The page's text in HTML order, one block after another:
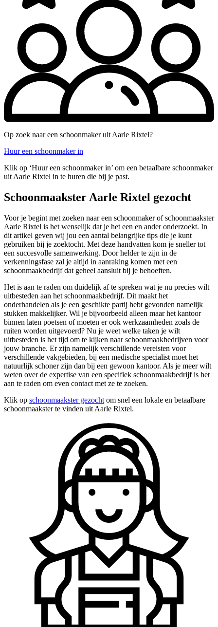
Op zoek naar een schoonmaker uit Aarle Rixtel?
Huur een schoonmaker in
Klik op ‘Huur een schoonmaker in’ om een betaalbare schoonmaker
uit Aarle Rixtel in te huren die bij je past.
Schoonmaakster Aarle Rixtel gezocht
Voor je begint met zoeken naar een schoonmaker of schoonmaakster
Aarle Rixtel is het wenselijk dat je het een en ander onderzoekt. In
dit artikel geven wij jou een aantal belangrijke tips die je kunt
gebruiken bij je zoektocht. Met deze handvatten kom je sneller tot
een succesvolle samenwerking. Door helder te zijn in de
verkenningsfase zal je altijd in aanraking komen met een
schoonmaakbedrijf dat geheel aansluit bij je behoeften.
Het is aan te raden om duidelijk af te spreken wat je nu precies wilt
uitbesteden aan het schoonmaakbedrijf. Dit maakt het
onderhandelen als je een geschikte partij hebt gevonden namelijk
stukken makkelijker. Wil je bijvoorbeeld alleen maar het kantoor
binnen laten poetsen of moeten er ook werkzaamheden zoals de
ruiten worden uitgevoerd? Nu je weet welke taken je wilt
uitbesteden is het tijd om te kijken naar schoonmaakbedrijven voor
jouw branche. Er zijn namelijk verschillende vereisten voor
verschillende vakgebieden, bij een medische specialist moet het
natuurlijk schoner zijn dan bij een gewoon kantoor. Als je meer wilt
weten over de expertise van een specifiek schoonmaakbedrijf is het
aan te raden om even contact met ze te zoeken.
Klik op schoonmaakster gezocht om snel een lokale en betaalbare
schoonmaakster te vinden uit Aarle Rixtel.